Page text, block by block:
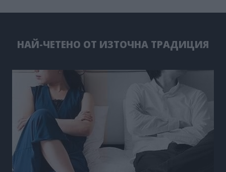
НАЙ-ЧЕТЕНО ОТ ИЗТОЧНА ТРАДИЦИЯ